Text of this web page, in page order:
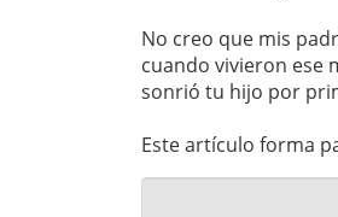
No creo que mis
cuando vivieron ese
sonrió tu hijo por
Este artículo forma